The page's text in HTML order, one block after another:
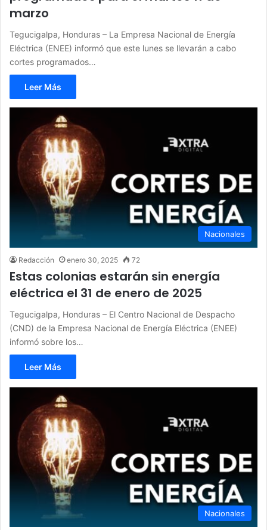
marzo
Tegucigalpa, Honduras – La Empresa Nacional de Energía
Eléctrica (ENEE) informó que este lunes se llevarán a cabo
cortes programados…
Leer Más
Nacionales
Redacción enero 30, 2025 72
Estas colonias estarán sin energía
eléctrica el 31 de enero de 2025
Tegucigalpa, Honduras – El Centro Nacional de Despacho
(CND) de la Empresa Nacional de Energía Eléctrica (ENEE)
informó sobre los…
Leer Más
Nacionales